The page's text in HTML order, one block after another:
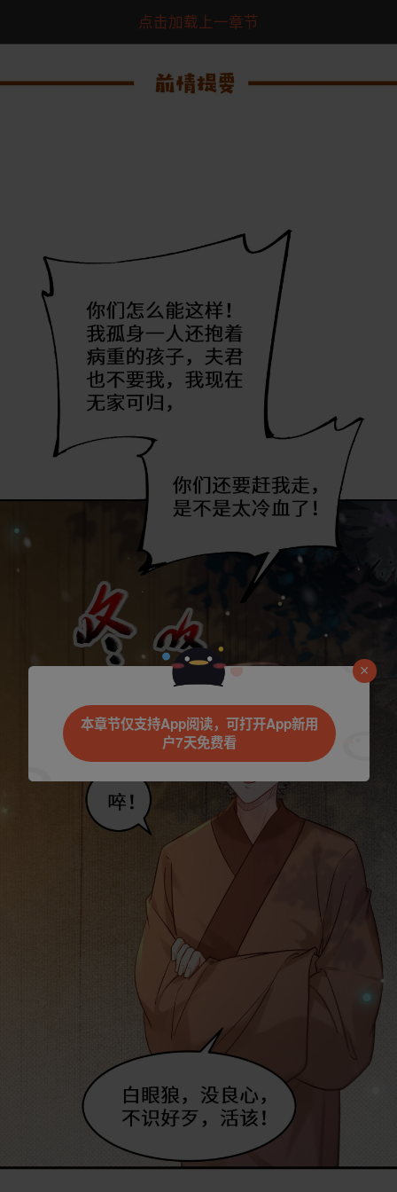
点击加载上一章节
本章节仅支持App阅读，可打开App新用
户7天免费看
是否前往腾漫App继续阅读
立即前往